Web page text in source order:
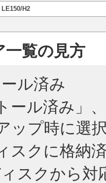
H2
一覧の見方
ル済み
ール済み」
ップ時に選
スクに格納
スクから対